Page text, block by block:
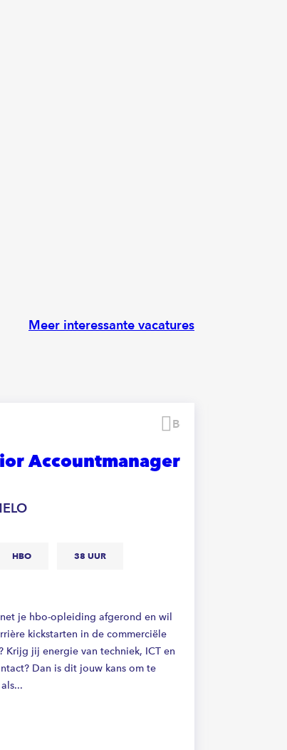
Accountmanager
HBO 38 UUR
je hbo-opleiding afgerond en wil
kickstarten in de commerciële
Krijg jij energie van techniek, ICT en
Dan is dit jouw kans om te
Bewaren
Meer interessante vacatures